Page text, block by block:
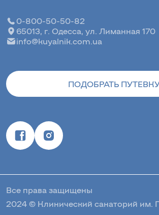
0-800-50-50-82
65013, г. Одесса, ул. Лиманная 170
info@kuyalnik.com.ua
ПОДОБРАТЬ
Все права защищены
2024 © Клинический санаторий им.